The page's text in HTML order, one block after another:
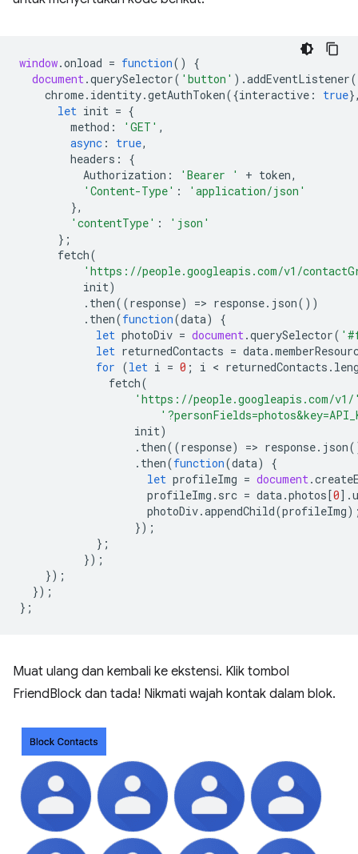
window.onload = function()
{
document.querySelector( 'button' ).addEventListener(
chrome. identity.getAuthToken({interactive : true
let init = {
method : 'GET' ,
async : true,
headers :
{
Authorization : 'Bearer ' + token,
'Content-Type' :
'application/json'
},
'contentType' :
'json'
};
fetch(
'https://people.googleapis.com/v1/
init)
. then((response) => response. json())
. then(function(data)
{
let photoDiv = document.querySelector(
let returnedContacts = data.
for (let i = 0 ; i < returnedContacts .
fetch(
'https://people.googleapis.com/
init)
. then((response) => response. json
. then(function(data)
{
let profileImg = document.
profileImg . src = data.photos [0].
photoDiv.appendChild(profileImg
});
};
});
});
});
};
Muat ulang dan kembali ke ekstensi. Klik tombol
FriendBlock dan tada! Nikmati wajah kontak dalam blok.